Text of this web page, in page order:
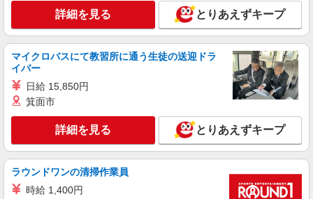
【楽天モバイル】の携帯販売スタッフ
時給1400円〜 ※残業代支給 ★交通費別途支給
（規定あり） ゜+゜・。○。・゜+゜・。○。・゜
+゜ 入社祝い金10万円支給(規定有) お友達を紹介
頂くと, インセンティブ支給(規定有) ★月2回払
い・週払い可能（規程有）★ ゜・。○。・゜
山口県山陽小野田市の楽天モバイルショップ
詳細を見る
紹介予定派遣
株式会社シエロ
【softbank】の携帯販売スタッフ
時給1420円〜 ※残業代支給 ★交通費別途支給
詳細を見る とりあえずキープ
マイクロバスにて教習所に通う生徒の送迎ドラ
イバー
日給 15,850円
箕面市
詳細を見る とりあえずキープ
ラウンドワンの清掃作業員
時給 1,400円